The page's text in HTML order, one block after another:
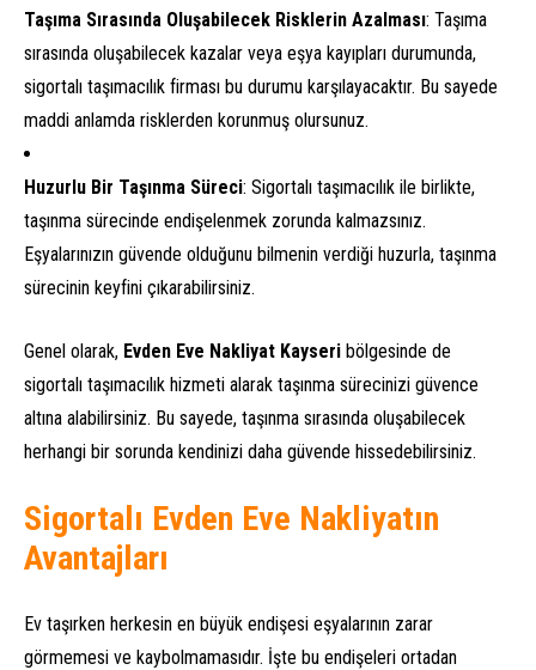
Taşıma Sırasında Oluşabilecek Risklerin Azalması: Taşıma
sırasında oluşabilecek kazalar veya eşya kayıpları durumunda,
sigortalı taşımacılık firması bu durumu karşılayacaktır. Bu sayede
maddi anlamda risklerden korunmuş olursunuz.
Huzurlu Bir Taşınma Süreci: Sigortalı taşımacılık ile birlikte,
taşınma sürecinde endişelenmek zorunda kalmazsınız.
Eşyalarınızın güvende olduğunu bilmenin verdiği huzurla, taşınma
sürecinin keyfini çıkarabilirsiniz.
Genel olarak, Evden Eve Nakliyat Kayseri bölgesinde de
sigortalı taşımacılık hizmeti alarak taşınma sürecinizi güvence
altına alabilirsiniz. Bu sayede, taşınma sırasında oluşabilecek
herhangi bir sorunda kendinizi daha güvende hissedebilirsiniz.
Sigortalı Evden Eve Nakliyatın
Avantajları
Ev taşırken herkesin en büyük endişesi eşyalarının zarar
görmemesi ve kaybolmamasıdır. İşte bu endişeleri ortadan